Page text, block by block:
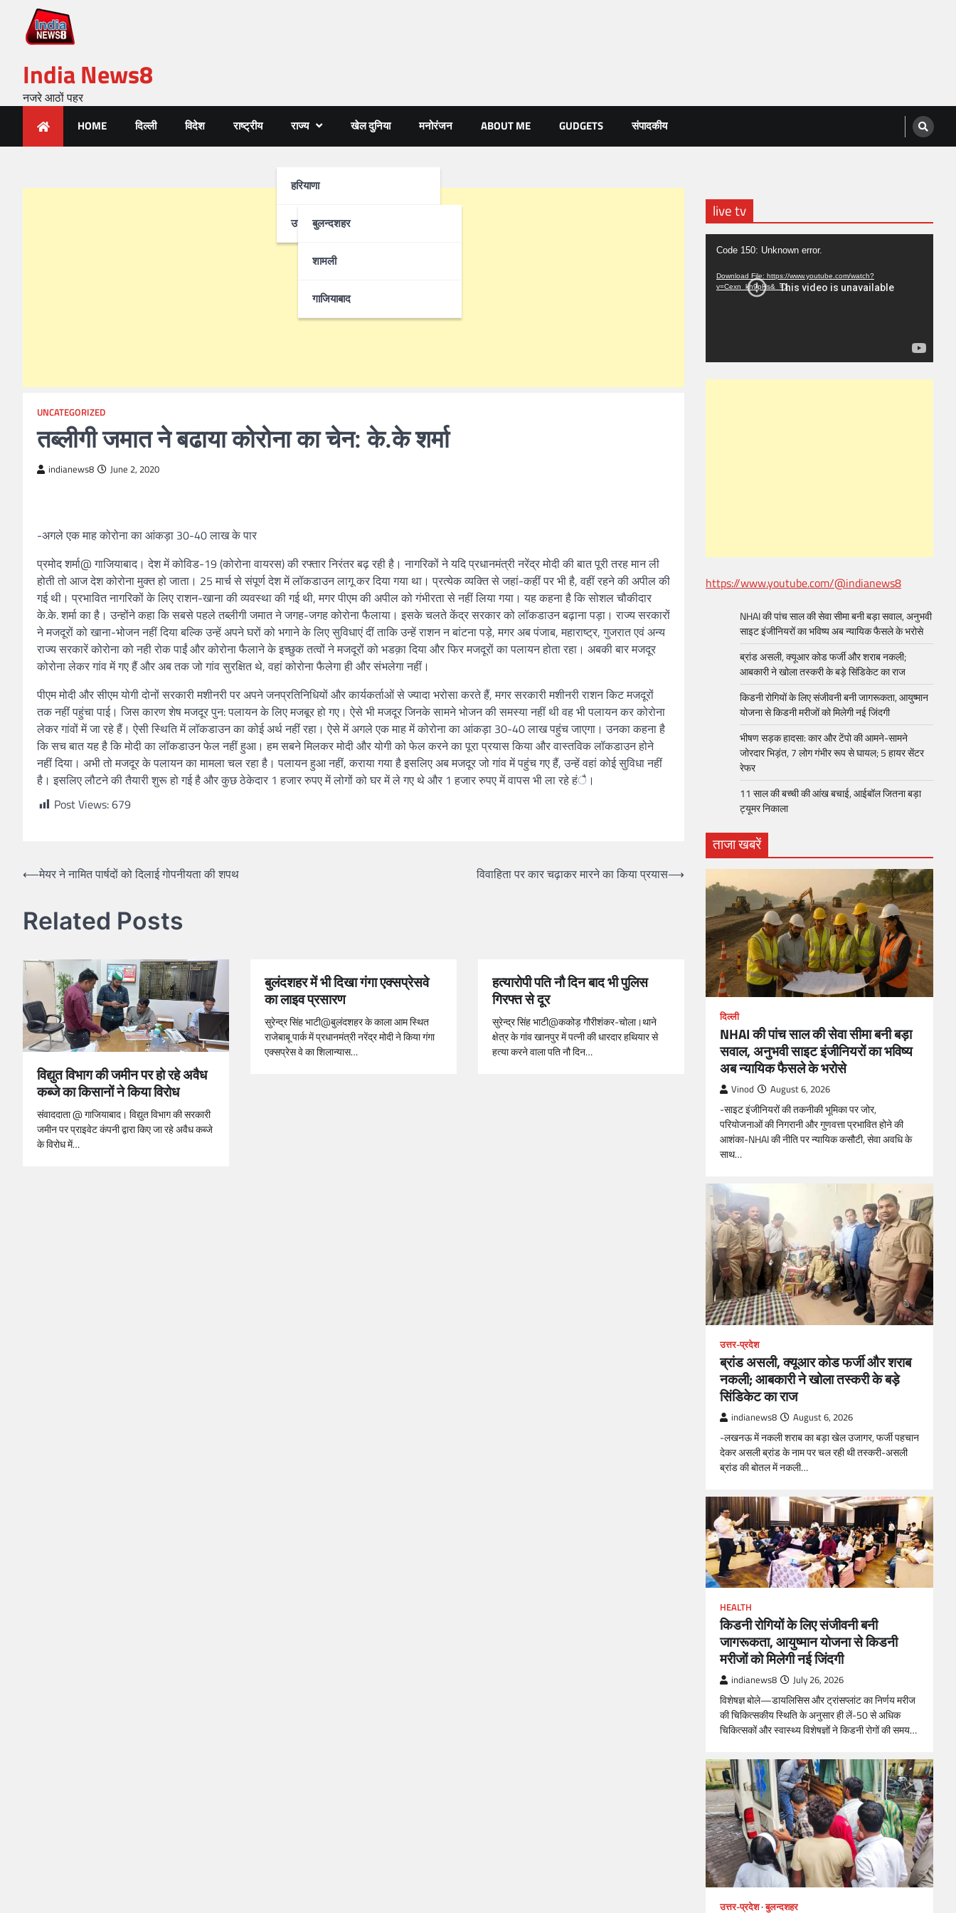
India News8
नजरे आठों पहर
HOME दिल्ली विदेश राष्ट्रीय राज्य
हरियाणा
उत्तर-प्रदेश
बुलन्दशहर
शामली
गाजियाबाद
खेल दुनिया मनोरंजन ABOUT ME GUDGETS संपादकीय
UNCATEGORIZED
तब्लीगी जमात ने बढाया कोरोना का चेन: के.के शर्मा
indianews8 June 2, 2020
-अगले एक माह कोरोना का आंकड़ा 30-40 लाख के पार
प्रमोद शर्मा@ गाजियाबाद। देश में कोविड-19 (कोरोना वायरस) की रफ्तार निरंतर बढ़ रही है। नागरिकों ने यदि प्रधानमंत्री नरेंद्र मोदी की बात पूरी तरह मान ली
होती तो आज देश कोरोना मुक्त हो जाता। 25 मार्च से संपूर्ण देश में लॉकडाउन लागू कर दिया गया था। प्रत्येक व्यक्ति से जहां-कहीं पर भी है, वहीं रहने की अपील की
गई थी। प्रभावित नागरिकों के लिए राशन-खाना की व्यवस्था की गई थी, मगर पीएम की अपील को गंभीरता से नहीं लिया गया। यह कहना है कि सोशल चौकीदार
के.के. शर्मा का है। उन्होंने कहा कि सबसे पहले तब्लीगी जमात ने जगह-जगह कोरोना फैलाया। इसके चलते केंद्र सरकार को लॉकडाउन बढ़ाना पड़ा। राज्य सरकारों
ने मजदूरों को खाना-भोजन नहीं दिया बल्कि उन्हें अपने घरों को भगाने के लिए सुविधाएं दीं ताकि उन्हें राशन न बांटना पड़े, मगर अब पंजाब, महाराष्ट्र, गुजरात एवं अन्य
राज्य सरकारें कोरोना को नही रोक पाईं और कोरोना फैलाने के इच्छुक तत्वों ने मजदूरों को भडक़ा दिया और फिर मजदूरों का पलायन होता रहा। अबकी बार मजदूर
कोरोना लेकर गांव में गए हैं और अब तक जो गांव सुरक्षित थे, वहां कोरोना फैलेगा ही और संभलेगा नहीं।
पीएम मोदी और सीएम योगी दोनों सरकारी मशीनरी पर अपने जनप्रतिनिधियों और कार्यकर्ताओं से ज्यादा भरोसा करते हैं, मगर सरकारी मशीनरी राशन किट मजदूरों
तक नहीं पहुंचा पाई। जिस कारण शेष मजदूर पुन: पलायन के लिए मजबूर हो गए। ऐसे भी मजदूर जिनके सामने भोजन की समस्या नहीं थी वह भी पलायन कर कोरोना
लेकर गांवों में जा रहे हैं। ऐसी स्थिति में लॉकडाउन का कोई अर्थ नहीं रहा। ऐसे में अगले एक माह में कोरोना का आंकड़ा 30-40 लाख पहुंच जाएगा। उनका कहना है
कि सच बात यह है कि मोदी का लॉकडाउन फेल नहीं हुआ। हम सबने मिलकर मोदी और योगी को फेल करने का पूरा प्रयास किया और वास्तविक लॉकडाउन होने
नहीं दिया। अभी तो मजदूर के पलायन का मामला चल रहा है। पलायन हुआ नहीं, कराया गया है इसलिए अब मजदूर जो गांव में पहुंच गए हैं, उन्हें वहां कोई सुविधा नहीं
है। इसलिए लौटने की तैयारी शुरू हो गई है और कुछ ठेकेदार 1 हजार रुपए में लोगों को घर में ले गए थे और 1 हजार रुपए में वापस भी ला रहे हंै।
Post Views:679
⟵मेयर ने नामित पार्षदों को दिलाई गोपनीयता की शपथ विवाहिता पर कार चढ़ाकर मारने का किया प्रयास⟶
Related Posts
विद्युत विभाग की जमीन पर हो रहे अवैध
कब्जे का किसानों ने किया विरोध
संवाददाता @ गाजियाबाद। विद्युत विभाग की सरकारी
जमीन पर प्राइवेट कंपनी द्वारा किए जा रहे अवैध कब्जे
के विरोध में…
बुलंदशहर में भी दिखा गंगा एक्सप्रेसवे
का लाइव प्रसारण
सुरेन्द्र सिंह भाटी@बुलंदशहर के काला आम स्थित
राजेबाबू पार्क में प्रधानमंत्री नरेंद्र मोदी ने किया गंगा
एक्सप्रेस वे का शिलान्यास…
हत्यारोपी पति नौ दिन बाद भी पुलिस
गिरफ्त से दूर
सुरेन्द्र सिंह भाटी@ककोड़ गौरीशंकर-चोला।थाने
क्षेत्र के गांव खानपुर में पत्नी की धारदार हथियार से
हत्या करने वाला पति नौ दिन…
live tv
Video
Player
Code 150: Unknown error.
Download File: https://www.youtube.com/watch?
v=Cexn_kh9pHs&_=1
https://www.youtube.com/@indianews8
NHAI की पांच साल की सेवा सीमा बनी बड़ा सवाल, अनुभवी
साइट इंजीनियरों का भविष्य अब न्यायिक फैसले के भरोसे
ब्रांड असली, क्यूआर कोड फर्जी और शराब नकली;
आबकारी ने खोला तस्करी के बड़े सिंडिकेट का राज
किडनी रोगियों के लिए संजीवनी बनी जागरूकता, आयुष्मान
योजना से किडनी मरीजों को मिलेगी नई जिंदगी
भीषण सड़क हादसा: कार और टेंपो की आमने-सामने
जोरदार भिड़ंत, 7 लोग गंभीर रूप से घायल; 5 हायर सेंटर
रेफर​
11 साल की बच्ची की आंख बचाई, आईबॉल जितना बड़ा
ट्यूमर निकाला
ताजा खबरें
दिल्ली
NHAI की पांच साल की सेवा सीमा बनी बड़ा
सवाल, अनुभवी साइट इंजीनियरों का भविष्य
अब न्यायिक फैसले के भरोसे
Vinod August 6, 2026
-साइट इंजीनियरों की तकनीकी भूमिका पर जोर,
परियोजनाओं की निगरानी और गुणवत्ता प्रभावित होने की
आशंका-NHAI की नीति पर न्यायिक कसौटी, सेवा अवधि के
साथ…
उत्तर-प्रदेश
ब्रांड असली, क्यूआर कोड फर्जी और शराब
नकली; आबकारी ने खोला तस्करी के बड़े
सिंडिकेट का राज
indianews8 August 6, 2026
-लखनऊ में नकली शराब का बड़ा खेल उजागर, फर्जी पहचान
देकर असली ब्रांड के नाम पर चल रही थी तस्करी-असली
ब्रांड की बोतल में नकली…
HEALTH
किडनी रोगियों के लिए संजीवनी बनी
जागरूकता, आयुष्मान योजना से किडनी
मरीजों को मिलेगी नई जिंदगी
indianews8 July 26, 2026
विशेषज्ञ बोले—डायलिसिस और ट्रांसप्लांट का निर्णय मरीज
की चिकित्सकीय स्थिति के अनुसार ही लें-50 से अधिक
चिकित्सकों और स्वास्थ्य विशेषज्ञों ने किडनी रोगों की समय…
उत्तर-प्रदेश बुलन्दशहर